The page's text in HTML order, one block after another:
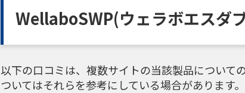
WellaboSWP(ウェラボエスダ
以下の口コミは、複数サイトの当該製品について
ついてはそれらを参考にしている場合があります。